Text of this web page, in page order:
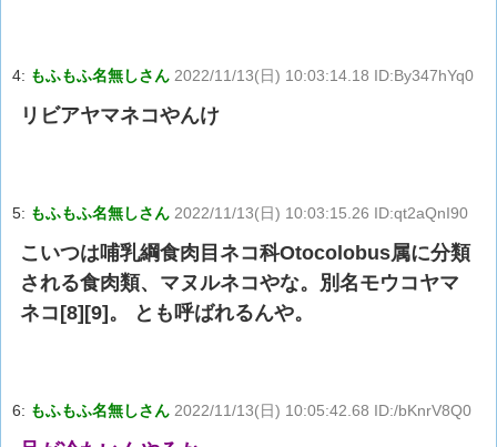
4: もふもふ名無しさん 2022/11/13(日) 10:03:14.18 ID:By347hYq0
リビアヤマネコやんけ
5: もふもふ名無しさん 2022/11/13(日) 10:03:15.26 ID:qt2aQnI90
こいつは哺乳綱食肉目ネコ科Otocolobus属に分類
される食肉類、マヌルネコやな。別名モウコヤマ
ネコ[8][9]。 とも呼ばれるんや。
6: もふもふ名無しさん 2022/11/13(日) 10:05:42.68 ID:/bKnrV8Q0